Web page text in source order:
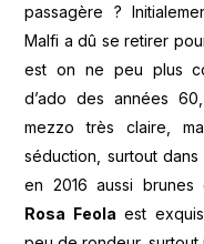
passagère ?
Malfi a dû se retirer
est on ne peu plus
d’ado des années
mezzo très claire,
séduction, surtout dans
en 2016 aussi brunes
Rosa Feola est